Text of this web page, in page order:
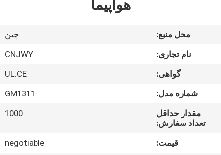
درباره
کارخانه
هواپیما
محل منبع:
چین
نام تجاری:
CNJWY
گواهی:
UL.CE
شماره مدل:
GM1311
مقدار حداقل
تعداد سفارش:
1000
قیمت:
negotiable